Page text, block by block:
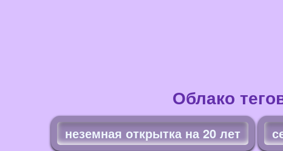
Облако
неземная открытка на 20 лет